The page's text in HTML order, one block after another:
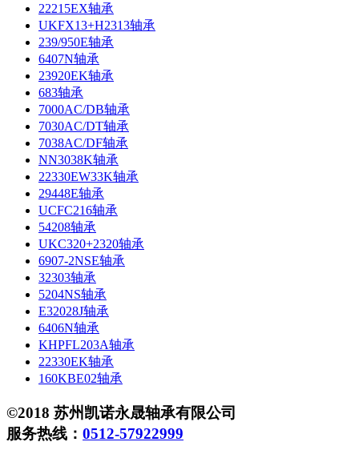
22215EX轴承
UKFX13+H2313轴承
239/950E轴承
6407N轴承
23920EK轴承
683轴承
7000AC/DB轴承
7030AC/DT轴承
7038AC/DF轴承
NN3038K轴承
22330EW33K轴承
29448E轴承
UCFC216轴承
54208轴承
UKC320+2320轴承
6907-2NSE轴承
32303轴承
5204NS轴承
E32028J轴承
6406N轴承
KHPFL203A轴承
22330EK轴承
160KBE02轴承
©2018 苏州凯诺永晟轴承有限公司
服务热线： 0512-57922999